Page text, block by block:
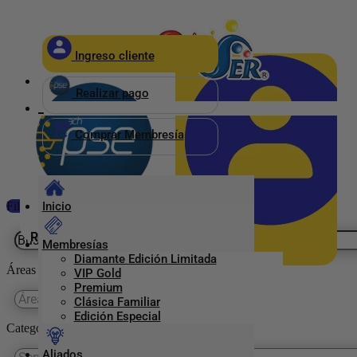
Ingreso cliente
Realizar pago
Comprar Membresía
Inicio
Membresías
Diamante Edición Limitada
VIP Gold
Premium
Clásica Familiar
Edición Especial
Realizar pago
Ingreso Clientes
Filtrar
Áreas
Categorías Previser